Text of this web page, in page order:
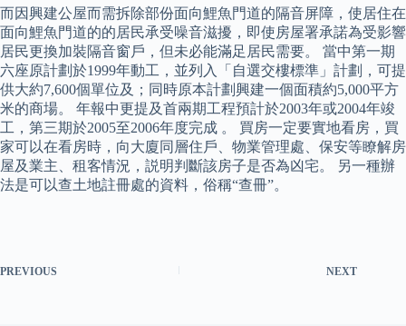
而因興建公屋而需拆除部份面向鯉魚門道的隔音屏障，使居住在
面向鯉魚門道的的居民承受噪音滋擾，即使房屋署承諾為受影響
居民更換加裝隔音窗戶，但未必能滿足居民需要。 當中第一期
六座原計劃於1999年動工，並列入「自選交樓標準」計劃，可提
供大約7,600個單位及；同時原本計劃興建一個面積約5,000平方
米的商場。 年報中更提及首兩期工程預計於2003年或2004年竣
工，第三期於2005至2006年度完成 。 買房一定要實地看房，買
家可以在看房時，向大廈同層住戶、物業管理處、保安等瞭解房
屋及業主、租客情況，説明判斷該房子是否為凶宅。 另一種辦
法是可以查土地註冊處的資料，俗稱“查冊”。
PREVIOUS NEXT